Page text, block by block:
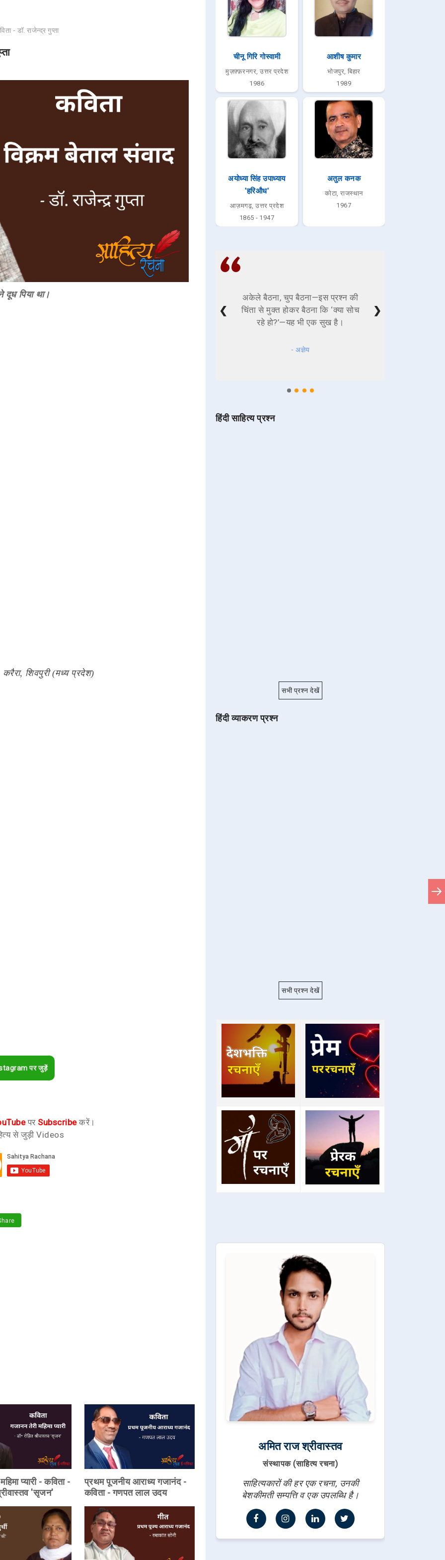
- डॉ. राजेन्द्र गुप्ता
दूध पिया था।
करैरा, शिवपुरी (मध्य प्रदेश)
पर जुड़ें
पर Subscribeकरें।
से जुड़ी Videos
प्यारी - कविता -
'सृजन'
प्रथम पूजनीय आराध्य गजानंद -
कविता - गणपत लाल उदय
चीनू गिरि गोस्वामी
मुज़फ़्फ़रनगर, उत्तर प्रदेश
1986
आशीष कुमार
भोजपुर, बिहार
1989
अयोध्या सिंह उपाध्याय
'हरिऔध'
आज़मगढ़, उत्तर प्रदेश
1865 - 1947
अतुल कनक
कोटा, राजस्थान
1967
अकेले बैठना, चुप बैठना—इस प्रश्न की
चिंता से मुक्त होकर बैठना कि ‘क्या सोच
रहे हो?’—यह भी एक सुख है।
- अज्ञेय
❮ ❯
हिंदी साहित्य प्रश्न
सभी प्रश्न देखें
हिंदी व्याकरण प्रश्न
सभी प्रश्न देखें
अमित राज श्रीवास्तव
संस्थापक (साहित्य रचना)
साहित्यकारों की हर एक रचना, उनकी
बेशकीमती सम्पत्ति व एक उपलब्धि है।